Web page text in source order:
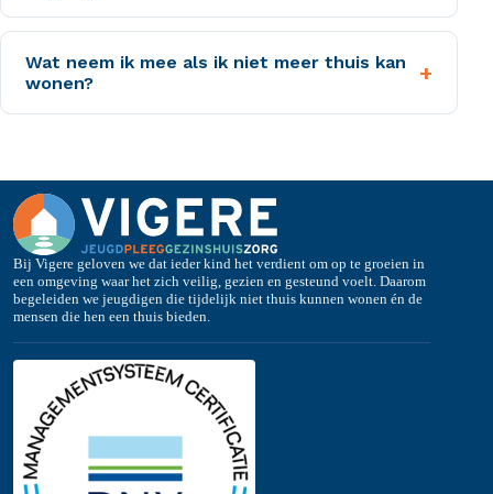
Wat neem ik mee als ik niet meer thuis kan
wonen?
+
Bij Vigere geloven we dat ieder kind het verdient om op te groeien in
een omgeving waar het zich veilig, gezien en gesteund voelt. Daarom
begeleiden we jeugdigen die tijdelijk niet thuis kunnen wonen én de
mensen die hen een thuis bieden.